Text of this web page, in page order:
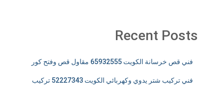
Recent Posts
فني قص خرسانة الكويت 65932555 مقاول قص وفتح كور
فني تركيب شتر يدوي وكهربائي الكويت 52227343 تركيب